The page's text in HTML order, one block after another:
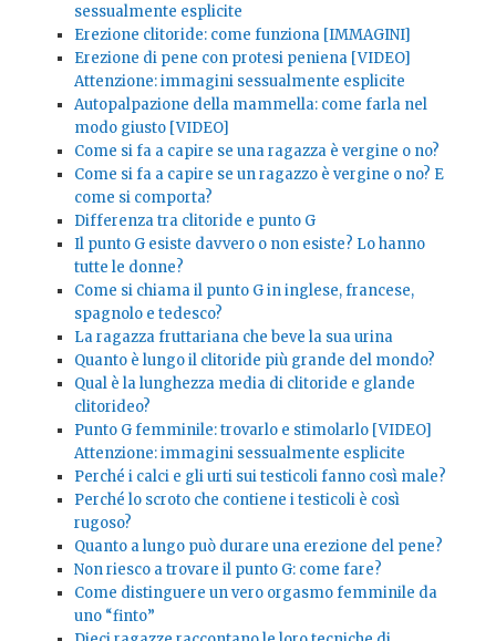
sessualmente esplicite
Erezione clitoride: come funziona [IMMAGINI]
Erezione di pene con protesi peniena [VIDEO]
Attenzione: immagini sessualmente esplicite
Autopalpazione della mammella: come farla nel
modo giusto [VIDEO]
Come si fa a capire se una ragazza è vergine o no?
Come si fa a capire se un ragazzo è vergine o no? E
come si comporta?
Differenza tra clitoride e punto G
Il punto G esiste davvero o non esiste? Lo hanno
tutte le donne?
Come si chiama il punto G in inglese, francese,
spagnolo e tedesco?
La ragazza fruttariana che beve la sua urina
Quanto è lungo il clitoride più grande del mondo?
Qual è la lunghezza media di clitoride e glande
clitorideo?
Punto G femminile: trovarlo e stimolarlo [VIDEO]
Attenzione: immagini sessualmente esplicite
Perché i calci e gli urti sui testicoli fanno così male?
Perché lo scroto che contiene i testicoli è così
rugoso?
Quanto a lungo può durare una erezione del pene?
Non riesco a trovare il punto G: come fare?
Come distinguere un vero orgasmo femminile da
uno “finto”